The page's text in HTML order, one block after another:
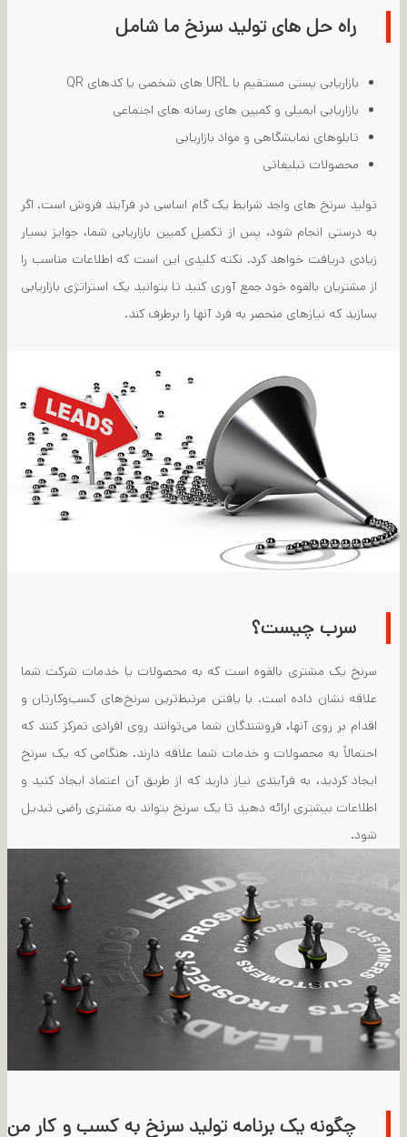
راه حل های تولید سرنخ ما شامل
بازاریابی پستی مستقیم با URL های شخصی یا کدهای QR
بازاریابی ایمیلی و کمپین های رسانه های اجتماعی
تابلوهای نمایشگاهی و مواد بازاریابی
محصولات تبلیغاتی
تولید سرنخ های واجد شرایط یک گام اساسی در فرآیند فروش است. اگر
به درستی انجام شود، پس از تکمیل کمپین بازاریابی شما، جوایز بسیار
زیادی دریافت خواهد کرد. نکته کلیدی این است که اطلاعات مناسب را
از مشتریان بالقوه خود جمع آوری کنید تا بتوانید یک استراتژی بازاریابی
بسازید که نیازهای منحصر به فرد آنها را برطرف کند.
سرب چیست؟
سرنخ یک مشتری بالقوه است که به محصولات یا خدمات شرکت شما
علاقه نشان داده است. با یافتن مرتبط‌ترین سرنخ‌های کسب‌وکارتان و
اقدام بر روی آنها، فروشندگان شما می‌توانند روی افرادی تمرکز کنند که
احتمالاً به محصولات و خدمات شما علاقه دارند. هنگامی که یک سرنخ
ایجاد کردید، به فرآیندی نیاز دارید که از طریق آن اعتماد ایجاد کنید و
اطلاعات بیشتری ارائه دهید تا یک سرنخ بتواند به مشتری راضی تبدیل
شود.
چگونه یک برنامه تولید سرنخ به کسب و کار من